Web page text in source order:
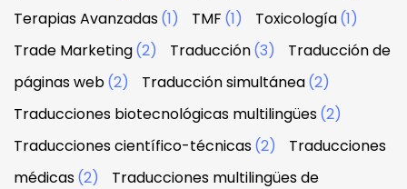
Terapias Avanzadas(1) TMF (1) Toxicología(1)
Trade Marketing(2) Traducción(3)
Traducción de
páginas web(2) Traducción simultánea(2)
Traducciones biotecnológicas multilingües(2)
Traducciones científico-técnicas(2)
Traducciones
médicas(2)
Traducciones multilingües de